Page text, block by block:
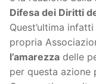
Difesa dei Diritti
Quest’ultima
propria
l’amarezza delle
per questa azione